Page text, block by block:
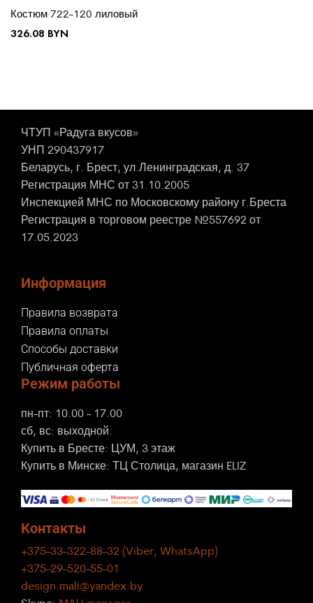
Костюм 722-120 лиловый
326.08 BYN
ЧТУП «Радуга вкусов»
УНП 290437917
Беларусь, г. Брест, ул.Ленинградская, д. 37
Регистрация МНС от 31.10.2005
Инспекцией МНС по Московскому району г.Бреста
Регистрация в торговом реестре №557692 от
17.05.2023
Информация
Правила возврата
Правила оплаты
Способы доставки
Публичная оферта
Режим работы
пн-пт: 10.00 - 17.00
сб, вс: выходной.
Купить в Бресте: ЦУМ, 3 этаж
Купить в Минске: ТЦ Столица, магазин ELIZ
Контакты
+375-33-322-88-32 (Viber, WhatsApp)
+375-29-520-55-01
design.mali@yandex.by